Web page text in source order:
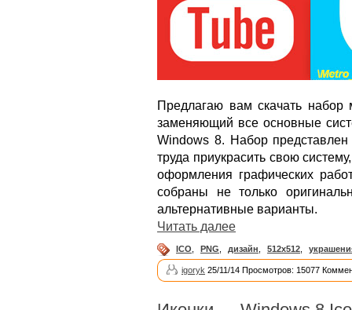
Предлагаю вам скачать набор
заменяющий все основные
Windows 8. Набор
труда приукрасить свою
оформления графических
собраны не только
альтернативные варианты.
Читать далее
ICO PNG дизайн 512х512
igoryk 25/11/14 Просмотров: 15077